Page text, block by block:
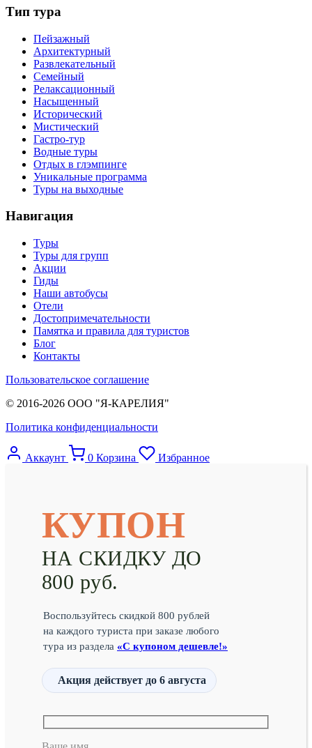
Тип тура
Пейзажный
Архитектурный
Развлекательный
Семейный
Релаксационный
Насыщенный
Исторический
Мистический
Гастро-тур
Водные туры
Отдых в глэмпинге
Уникальные программа
Туры на выходные
Навигация
Туры
Туры для групп
Акции
Гиды
Наши автобусы
Отели
Достопримечательности
Памятка и правила для туристов
Блог
Контакты
Пользовательское соглашение
© 2016-2026 ООО "Я-КАРЕЛИЯ"
Политика конфиденциальности
Аккаунт 0 Корзина Избранное
КУПОН
НА СКИДКУ ДО
800 руб.
Воспользуйтесь скидкой 800 рублей
на каждого туриста при заказе любого
тура из раздела «С купоном дешевле!»
Акция действует до 6 августа